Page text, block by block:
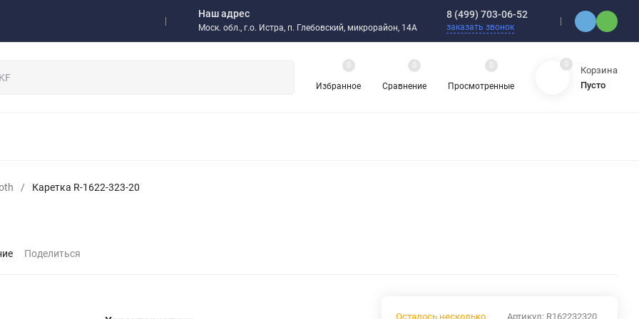
Оптовикам
Наш адрес
Моск. обл., г.о. Истра, п. Глебовский, микрорайон, 14А
8 (499) 703-06-52
заказать звонок
Избранное
0
Сравнение
0
Просмотренные
0 0
Корзина
Пусто
КОМПЛЕКТУЮЩИЕ ИНСТРУМЕНТ SKF
МУФТЫ И ТОРМОЗА
РЕМНИ
/ Каретка R-1622-323-20
Поделиться
Артикул: R162232320
Осталось несколько